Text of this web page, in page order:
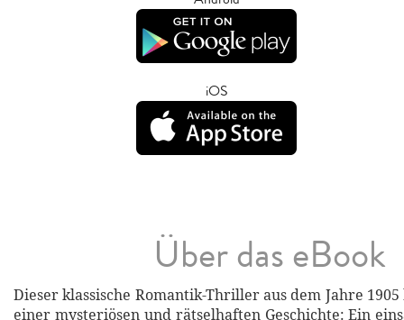
iOS
Über das eBook
Dieser klassische Romantik-Thriller aus dem Jahre
einer mysteriösen und rätselhaften Geschichte: Ein